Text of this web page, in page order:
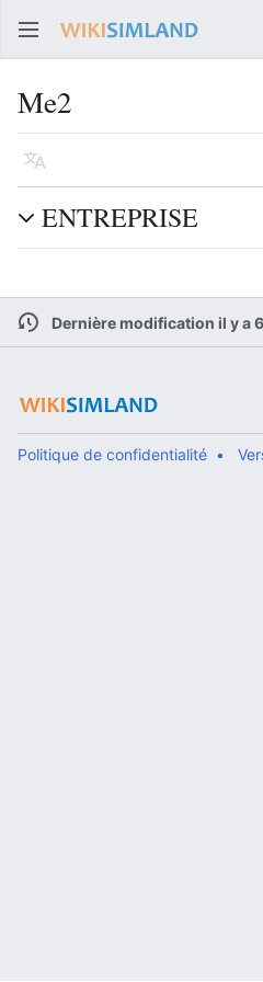
Me2
Langue
ENTREPRISE
Dernière modification il y a
Politique de confidentialité